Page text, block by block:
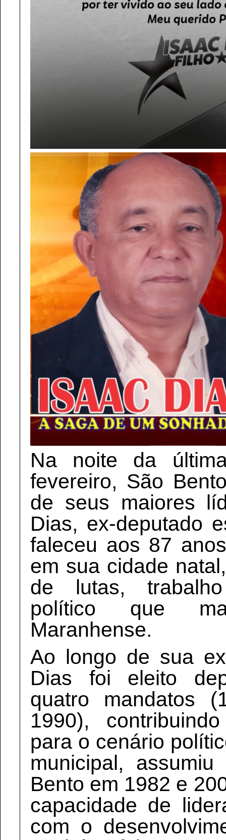
Na noite da
fevereiro, São
de seus maiores
Dias, ex-deputado
faleceu aos 87
em sua cidade
de lutas,
político que
Maranhense.
Ao longo de sua
Dias foi eleito
quatro mandatos
1990),
para o cenário
municipal,
Bento em 1982 e
capacidade de
com o